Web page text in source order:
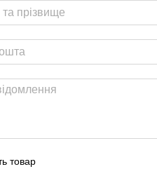
товар